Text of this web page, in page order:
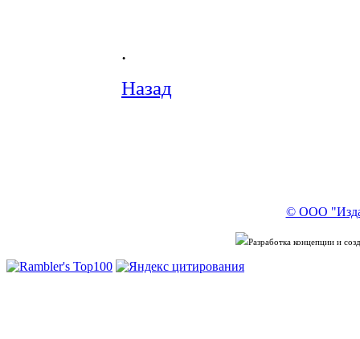
.
Назад
© ООО
Разработка концепции и